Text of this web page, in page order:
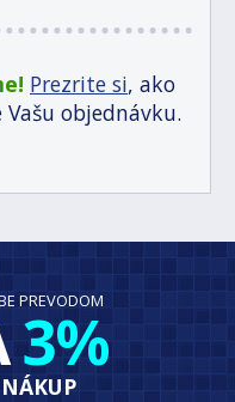
Prezrite si, ako
objednávku.
PREVODOM
3%